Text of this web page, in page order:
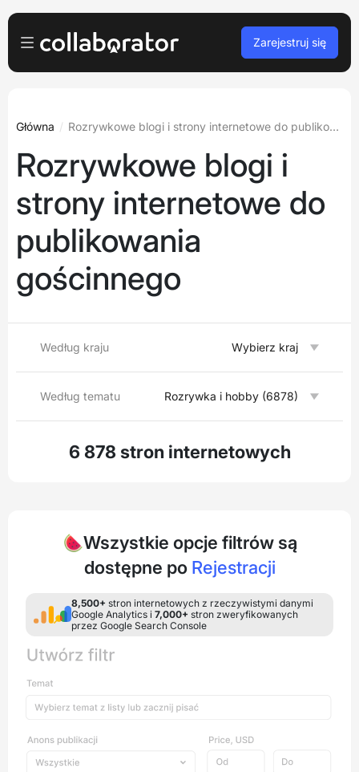
Dla wydawców
Dla agencji
Podcasty i webinary
Blog
Zarezerwuj demo
Języki Polski
Zaloguj
Darmowa rejestracja
Zarejestruj się
Główna Rozrywkowe blogi i strony internetowe do publikowania gościnnego
Rozrywkowe blogi i
strony internetowe do
publikowania
gościnnego
Według kraju Wybierz kraj
Według tematu Rozrywka i hobby (6878)
6 878 stron internetowych
🍉Wszystkie opcje filtrów są
dostępne po Rejestracji
8,500+ stron internetowych z rzeczywistymi danymi
Google Analytics i 7,000+ stron zweryfikowanych
przez Google Search Console